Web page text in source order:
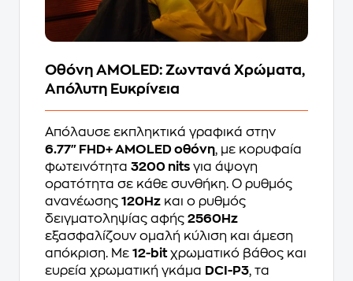
Οθόνη AMOLED: Ζωντανά Χρώματα,
Απόλυτη Ευκρίνεια
Απόλαυσε εκπληκτικά γραφικά στην
6.77" FHD+ AMOLED οθόνη, με κορυφαία
φωτεινότητα 3200 nits για άψογη
ορατότητα σε κάθε συνθήκη. Ο ρυθμός
ανανέωσης 120Hz και ο ρυθμός
δειγματοληψίας αφής 2560Hz
εξασφαλίζουν ομαλή κύλιση και άμεση
απόκριση. Με 12-bitχρωματικό βάθος και
ευρεία χρωματική γκάμα DCI-P3, τα